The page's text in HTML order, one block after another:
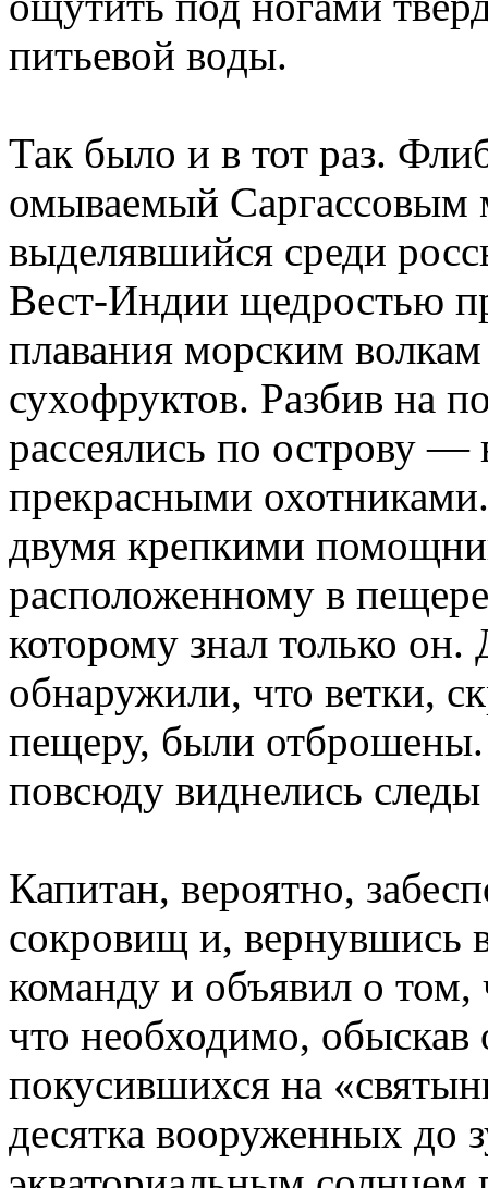
питьевой воды.
Так было и в тот раз.
омываемый Саргассовым
выделявшийся среди
Вест-Индии щедростью
плавания морским
сухофруктов. Разбив на
рассеялись по острову
прекрасными
двумя крепкими
расположенному в
которому знал только
обнаружили, что ветки,
пещеру, были
повсюду виднелись следы
Капитан, вероятно,
сокровищ и, вернувшись
команду и объявил о том,
что необходимо, обыскав
покусившихся на
десятка вооруженных до